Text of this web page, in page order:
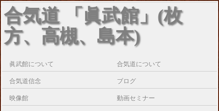
合気道 「眞武館」(枚
方、高槻、島本)
眞武館について 合気道について
合気道信念 ブログ
映像館 動画セミナー